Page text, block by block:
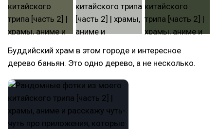
Буддийский храм в этом городе и интересное
дерево баньян. Это одно дерево, а не несколько.